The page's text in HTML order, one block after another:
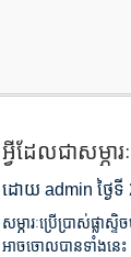
អ្វីដែលជាសម្ភ
ដោយ admin ថ្ងៃទី
សម្ភារៈប្រើប្រាស់ផ្លា
អាចចោលបានទាំងនេ